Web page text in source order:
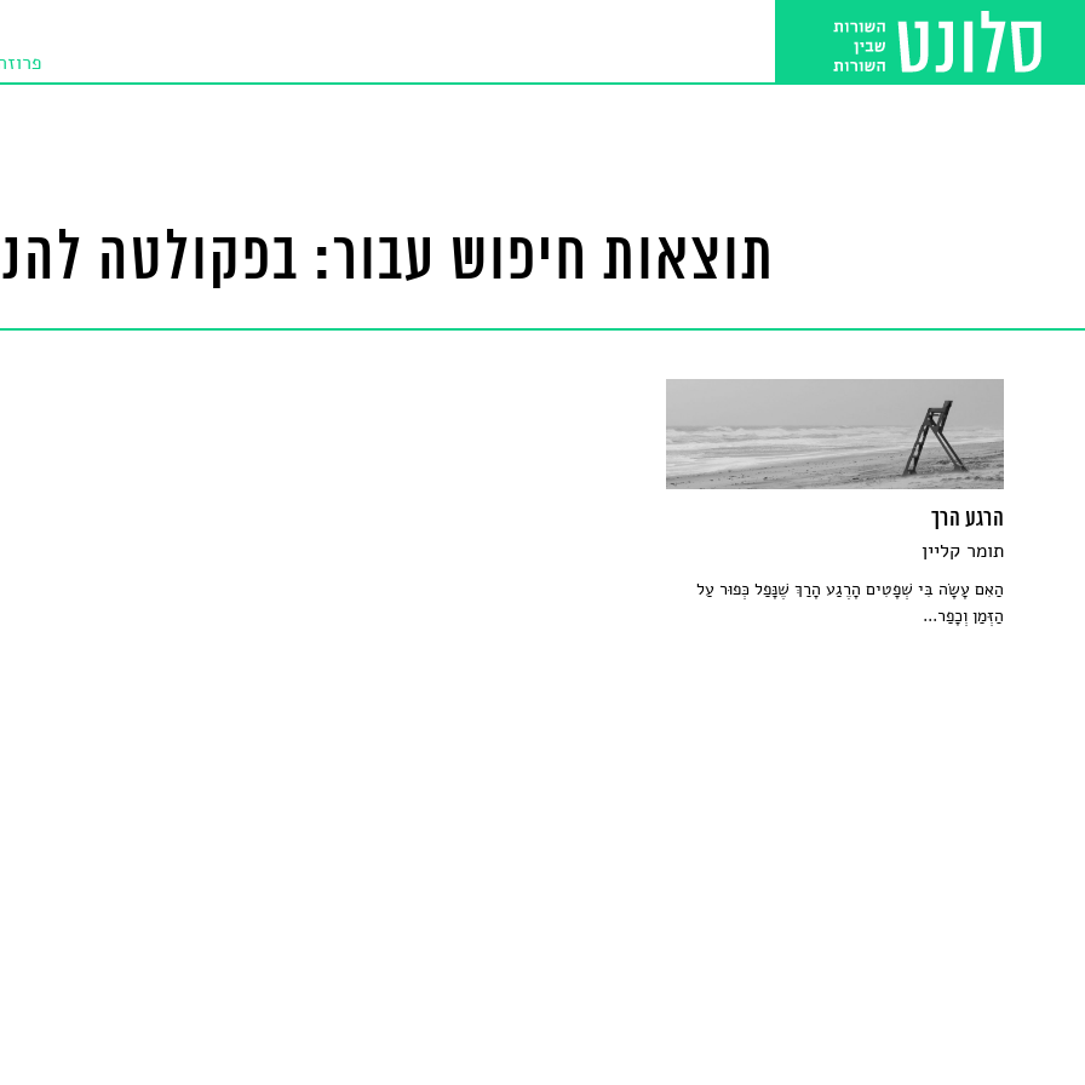
תוצאות חיפוש עבור: בפקולטה
הרגע הרך
תומר קליין
הַאִם עָשָׂה בִּי שְׁפָטִים הָרֶגַע הָרַךְ שֶׁנָּפַל כְּפוּר עַל
הַזְּמַן וְכָפַר...